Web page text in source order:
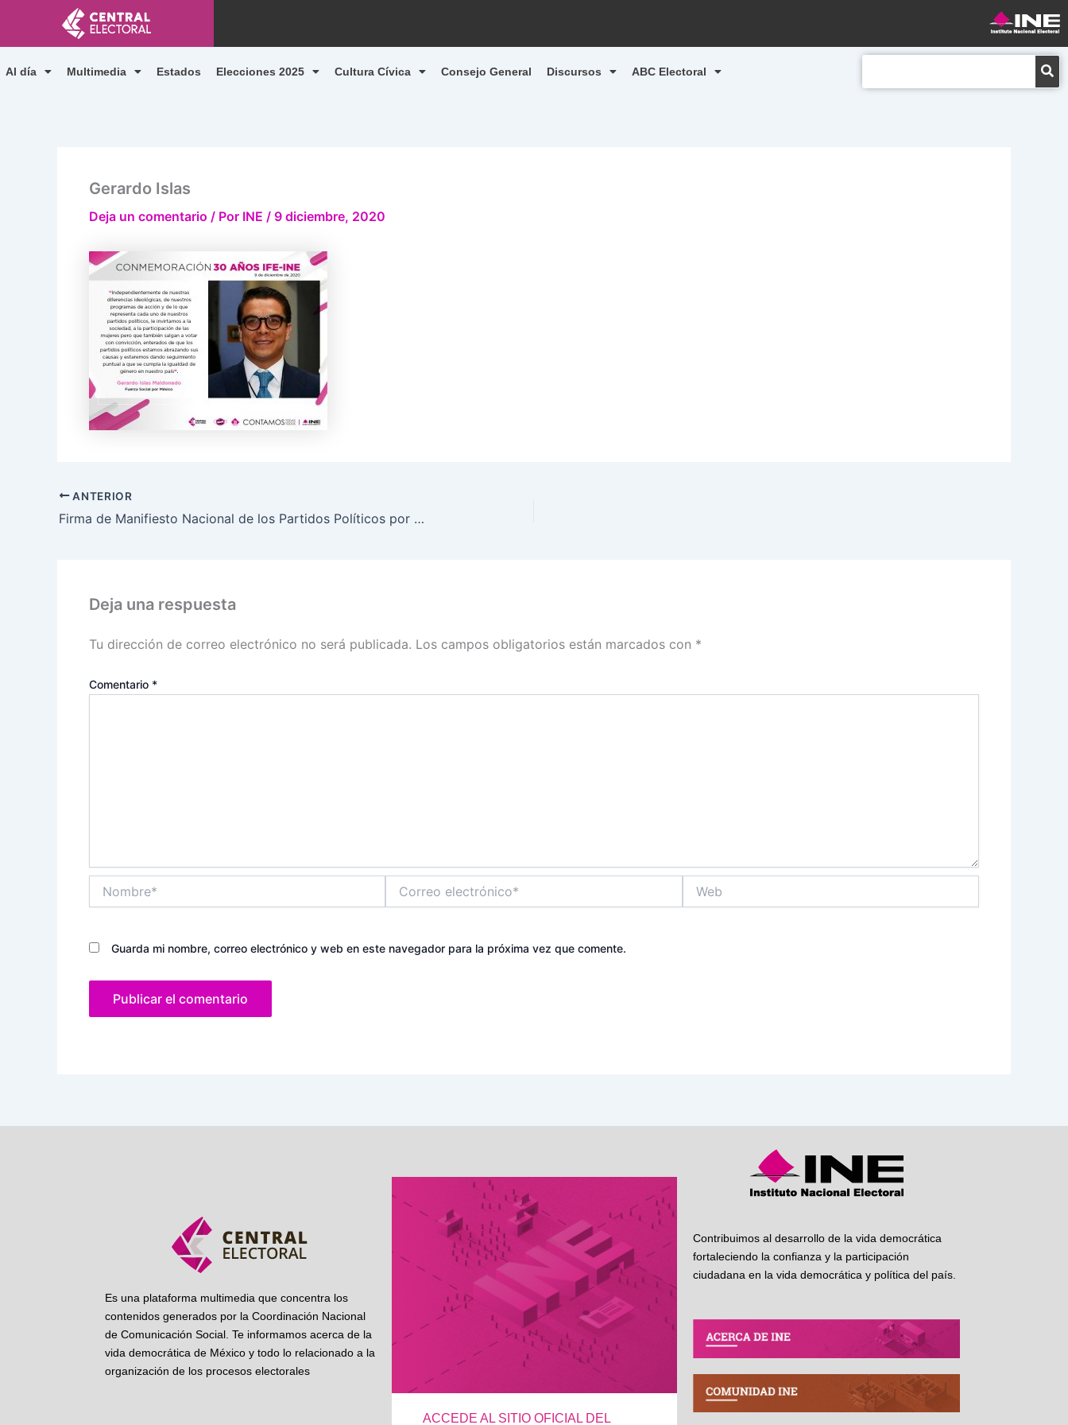
contenido
Al día Multimedia Estados Elecciones 2025 Cultura Cívica Consejo General Discursos ABC Electoral
Gerardo Islas
Deja un comentario / Por INE / 9 diciembre, 2020
ANTERIOR
Firma de Manifiesto Nacional de los Partidos Políticos por una Democracia Paritaria y Libre de Violencia de Género, en la Conmemoración del 30 aniversario del IFE-INE
Deja una respuesta
Tu dirección de correo electrónico no será publicada. Los campos obligatorios están marcados con *
Comentario *
electrónico*
Guarda mi nombre, correo electrónico y web en este navegador para la próxima vez que comente.
Es una plataforma multimedia que concentra los
contenidos generados por la Coordinación Nacional
de Comunicación Social. Te informamos acerca de la
vida democrática de México y todo lo relacionado a la
organización de los procesos electorales
ACCEDE AL SITIO OFICIAL DEL
Contribuimos al desarrollo de la vida democrática
fortaleciendo la confianza y la participación
ciudadana en la vida democrática y política del país.